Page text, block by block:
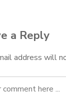
a Reply
address will